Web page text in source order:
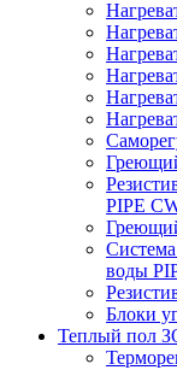
PIPE
воды
Блоки
Теплый пол